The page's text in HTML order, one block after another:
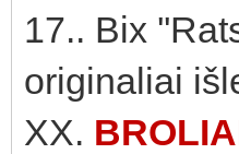
17.. Bix
originaliai
XX.